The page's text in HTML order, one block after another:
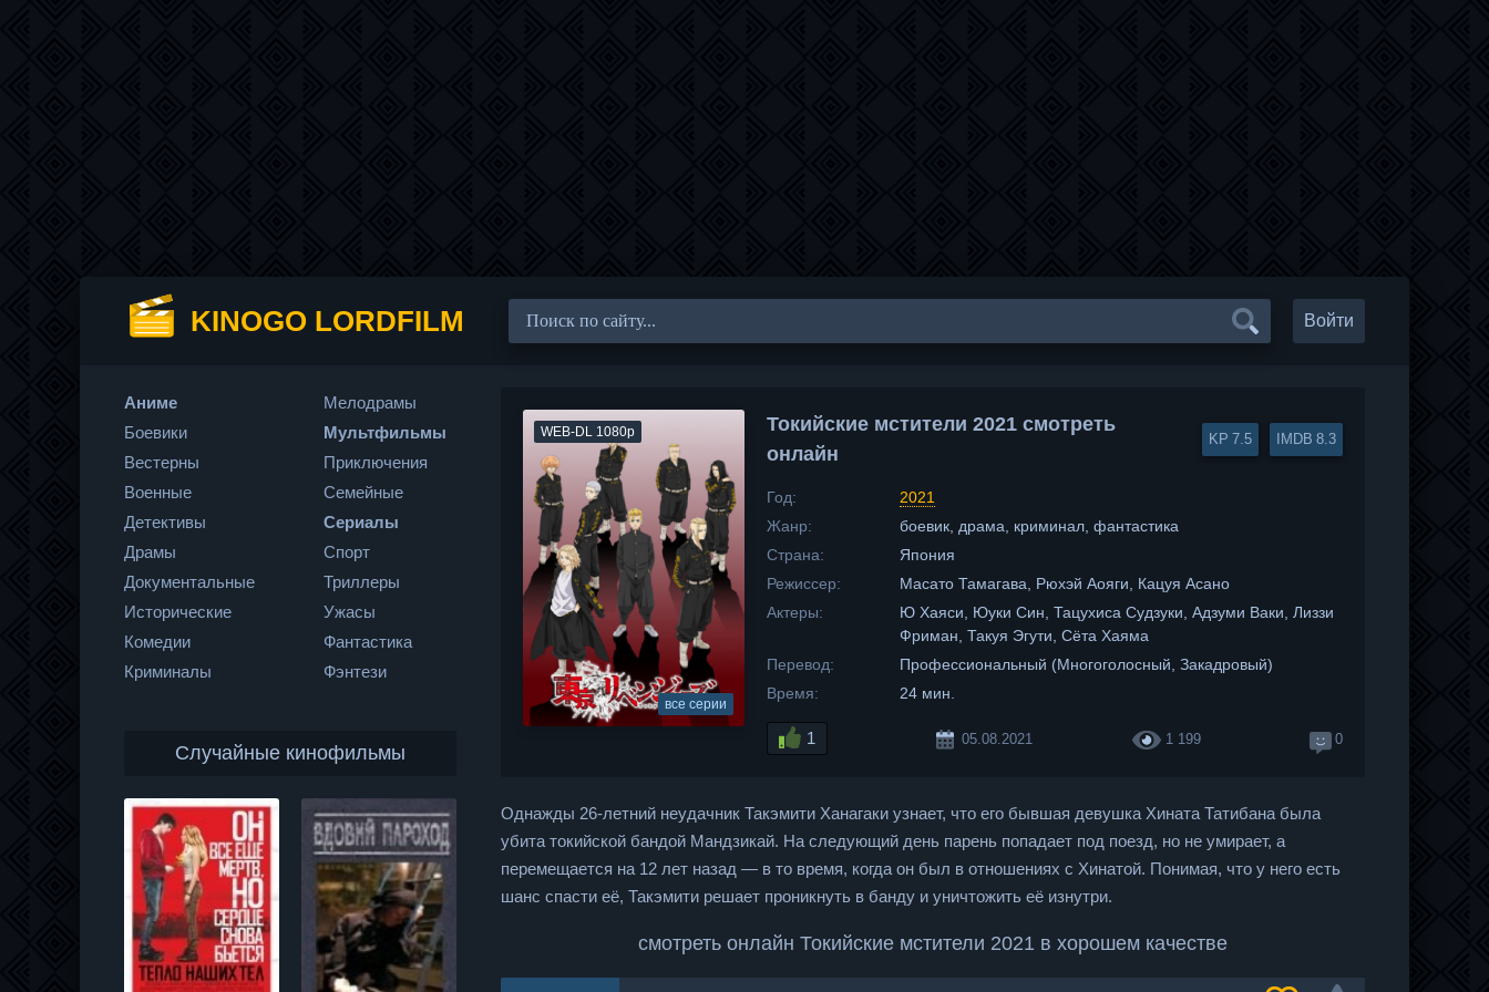
KINOGO LORDFILM Войти
WEB-DL 1080p
все серии
Токийские мстители 2021 смотреть
онлайн
7.5 8.3
Год:
2021
Жанр:
боевик, драма, криминал, фантастика
Страна:
Япония
Режиссер:
Масато Тамагава, Рюхэй Аояги, Кацуя Асано
Актеры:
Ю Хаяси, Юуки Син, Тацухиса Судзуки, Адзуми Ваки, Лиззи
Фриман, Такуя Эгути, Сёта Хаяма
Перевод:
Профессиональный (Многоголосный, Закадровый)
Время:
24 мин.
1 05.08.2021 1 199 0
Однажды 26-летний неудачник Такэмити Ханагаки узнает, что его бывшая девушка Хината Татибана была
убита токийской бандой Мандзикай. На следующий день парень попадает под поезд, но не умирает, а
перемещается на 12 лет назад — в то время, когда он был в отношениях с Хинатой. Понимая, что у него есть
шанс спасти её, Такэмити решает проникнуть в банду и уничтожить её изнутри.
смотреть онлайн Токийские мстители 2021 в хорошем качестве
Аниме
Боевики
Вестерны
Военные
Детективы
Драмы
Документальные
Исторические
Комедии
Криминалы
Мелодрамы
Мультфильмы
Приключения
Семейные
Сериалы
Спорт
Триллеры
Ужасы
Фантастика
Фэнтези
Случайные кинофильмы